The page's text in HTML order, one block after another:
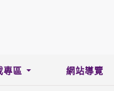
電話、住址、身份證
專區 網站導覽